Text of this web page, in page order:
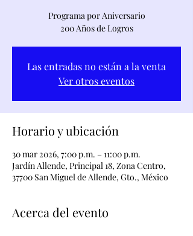
Programa por Aniversario
200 Años de Logros
Las entradas no están a la venta
Ver otros eventos
Horario y ubicación
30 mar 2026, 7:00 p.m. – 11:00 p.m.
Jardín Allende, Principal 18, Zona Centro,
37700 San Miguel de Allende, Gto., México
Acerca del evento